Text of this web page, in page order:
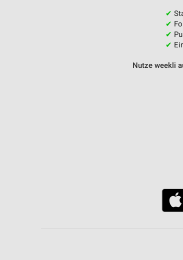
✔
✔
✔
✔
Nutze weekli